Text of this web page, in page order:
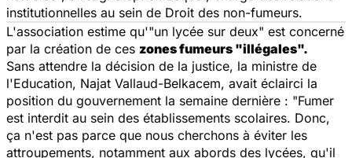
institutionnelles au sein de Droit des non-fumeurs.
L'association estime qu'"un lycée sur deux" est concerné
par la création de ces zones fumeurs "illégales".
Sans attendre la décision de la justice, la ministre de
l'Education, Najat Vallaud-Belkacem, avait éclairci la
position du gouvernement la semaine dernière : "Fumer
est interdit au sein des établissements scolaires. Donc,
ça n'est pas parce que nous cherchons à éviter les
attroupements, notamment aux abords des lycées, qu'il